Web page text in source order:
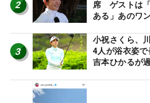
2
席 ゲストは
ある」あのワ
3
小祝さくら、
4人が浴衣姿
吉本ひかるが